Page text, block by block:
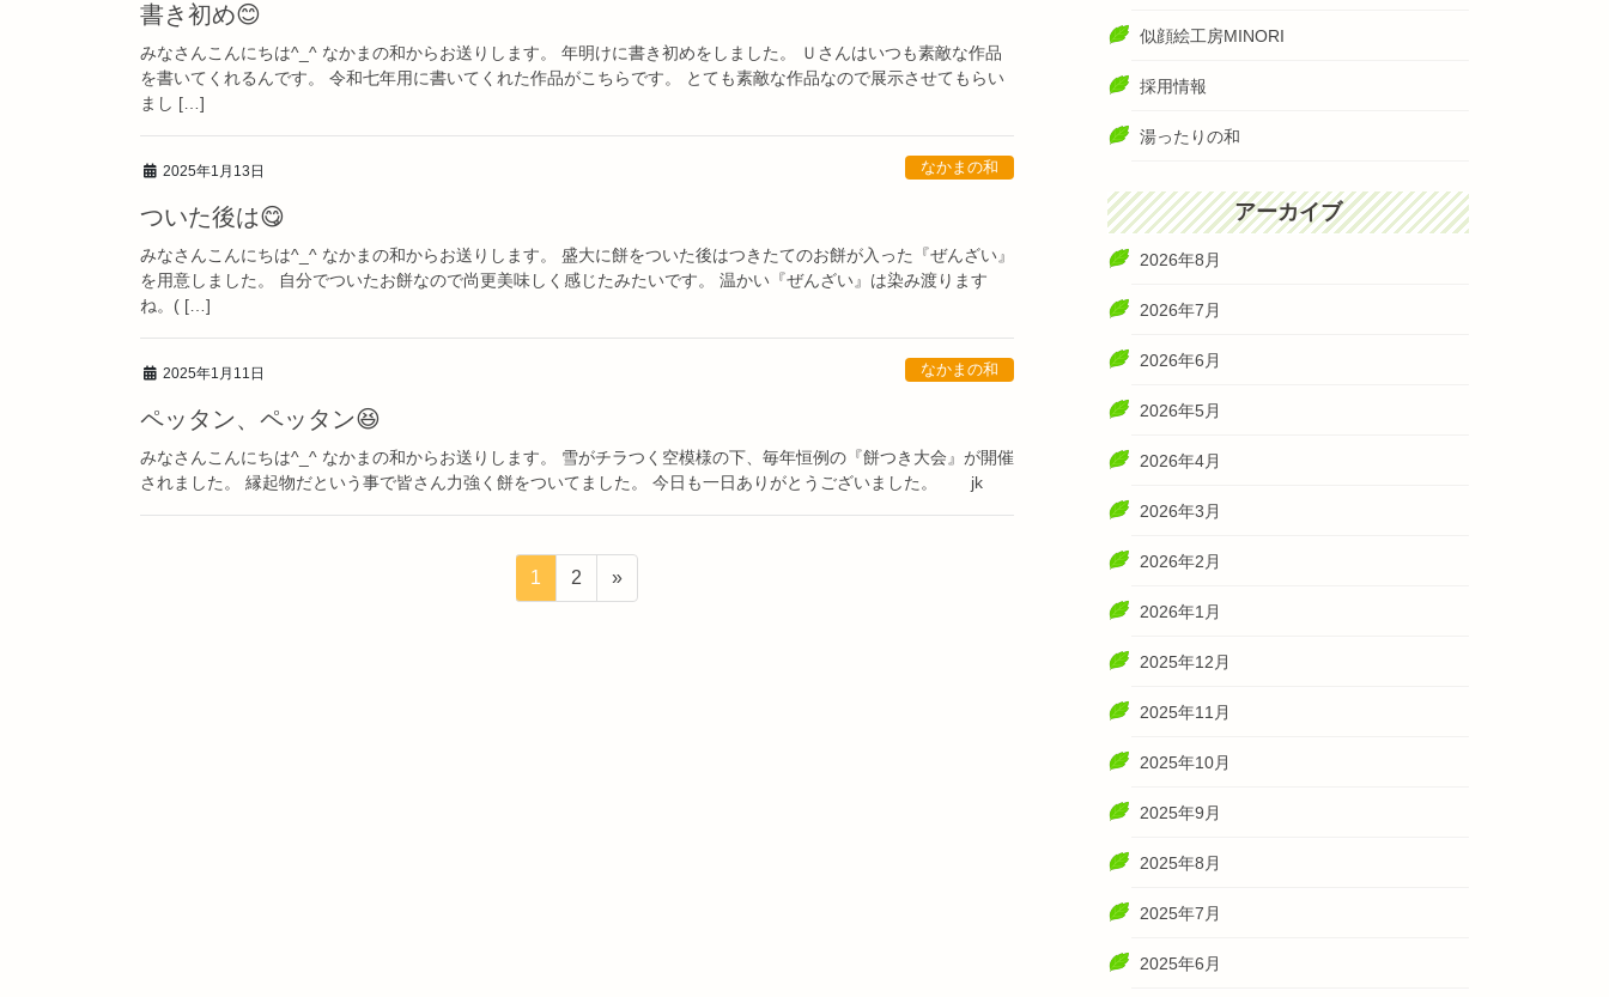
書き初め😊
みなさんこんにちは^_^ なかまの和からお送りします。 年明けに書き初めをしました。 Ｕさんはいつも素敵な作品
を書いてくれるんです。 令和七年用に書いてくれた作品がこちらです。 とても素敵な作品なので展示させてもらい
まし […]
2025年1月13日 なかまの和
ついた後は😋
みなさんこんにちは^_^ なかまの和からお送りします。 盛大に餅をついた後はつきたてのお餅が入った『ぜんざい』
を用意しました。 自分でついたお餅なので尚更美味しく感じたみたいです。 温かい『ぜんざい』は染み渡ります
ね。( […]
2025年1月11日 なかまの和
ペッタン、ペッタン😆
みなさんこんにちは^_^ なかまの和からお送りします。 雪がチラつく空模様の下、毎年恒例の『餅つき大会』が開催
されました。 縁起物だという事で皆さん力強く餅をついてました。 今日も一日ありがとうございました。 jk
ペ
ー
1
ペ
ー
2 »
似顔絵工房MINORI
採用情報
湯ったりの和
アーカイブ
2026年8月
2026年7月
2026年6月
2026年5月
2026年4月
2026年3月
2026年2月
2026年1月
2025年12月
2025年11月
2025年10月
2025年9月
2025年8月
2025年7月
2025年6月